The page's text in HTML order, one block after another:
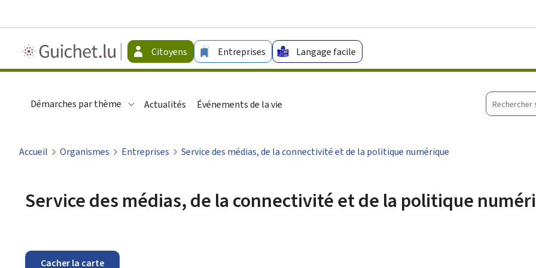
Guichet.lu
-
Citoyens Entreprises Langage facile
Démarches par thème Actualités Événements de la vie
sur
Accueil Organismes Entreprises Service des médias, de la connectivité et de la politique numérique
Service des médias, de la connectivité et de la politique
Cacher la carte